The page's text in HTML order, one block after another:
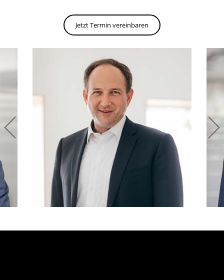
Jetzt Termin vereinbaren